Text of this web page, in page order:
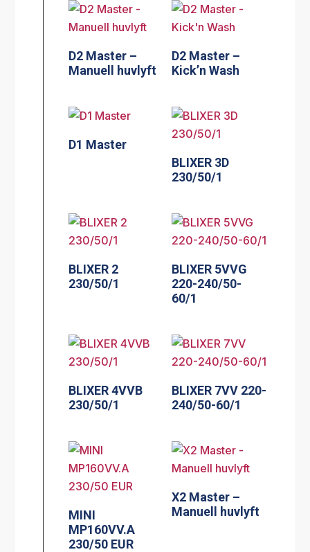
D2 Master –
Manuell huvlyft
D2 Master –
Kick’n Wash
D1 Master
BLIXER 3D
230/50/1
BLIXER 2
230/50/1
BLIXER 5VVG
220-240/50-
60/1
BLIXER 4VVB
230/50/1
BLIXER 7VV 220-
240/50-60/1
MINI
MP160VV.A
230/50 EUR
X2 Master –
Manuell huvlyft